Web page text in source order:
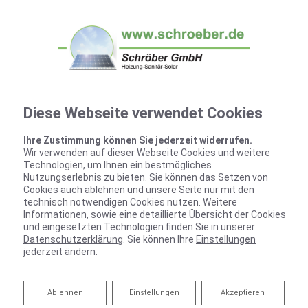
Impressum
Schröber GmbH
Genshagener Dorfstraße 25
Telefon:03378/204640
Diese Webseite verwendet Cookies
Ihre Zustimmung können Sie jederzeit widerrufen.
Wir verwenden auf dieser Webseite Cookies und weitere
Technologien, um Ihnen ein bestmögliches
Nutzungserlebnis zu bieten. Sie können das Setzen von
Cookies auch ablehnen und unsere Seite nur mit den
technisch notwendigen Cookies nutzen. Weitere
Informationen, sowie eine detaillierte Übersicht der Cookies
und eingesetzten Technologien finden Sie in unserer
Datenschutzerklärung . Sie können Ihre Einstellungen
jederzeit ändern.
Akzeptieren
Einstellungen
Ablehnen
Ablehnen